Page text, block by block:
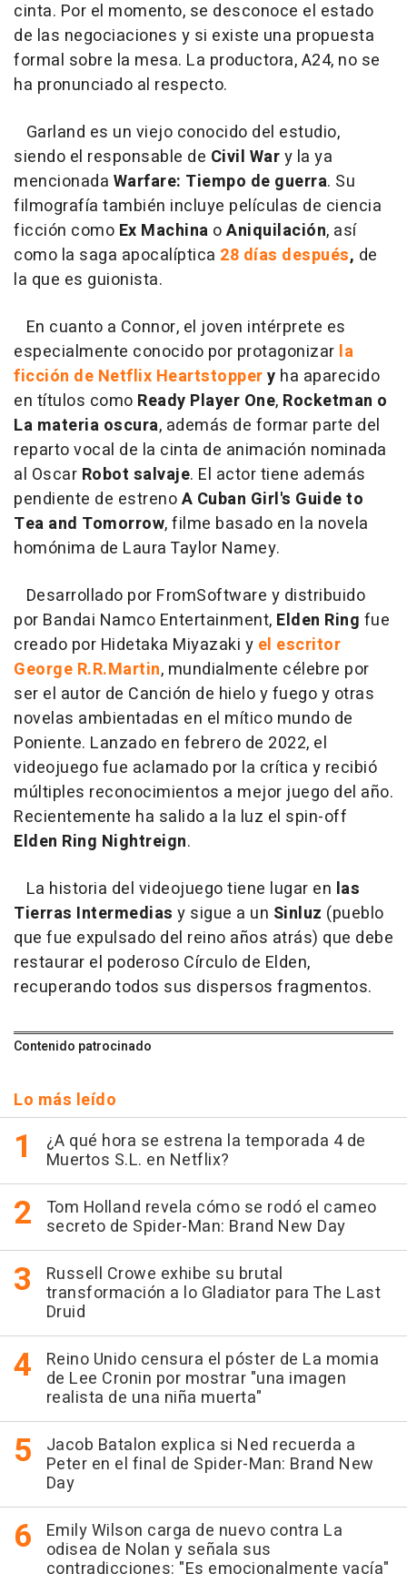
cinta. Por el momento, se desconoce el estado
de las negociaciones y si existe una propuesta
formal sobre la mesa. La productora, A24, no se
ha pronunciado al respecto.
Garland es un viejo conocido del estudio,
siendo el responsable de Civil Wary la ya
mencionada Warfare: Tiempo de guerra. Su
filmografía también incluye películas de ciencia
ficción como Ex Machina oAniquilación, así
como la saga apocalíptica 28 días después, de
la que es guionista.
En cuanto a Connor, el joven intérprete es
especialmente conocido por protagonizar la
ficción de Netflix Heartstoppery ha aparecido
en títulos como Ready Player One, Rocketman o
La materia oscura, además de formar parte del
reparto vocal de la cinta de animación nominada
al Oscar Robot salvaje. El actor tiene además
pendiente de estrenoA Cuban Girl's Guide to
Tea and Tomorrow, filme basado en la novela
homónima de Laura Taylor Namey.
Desarrollado por FromSoftware y distribuido
por Bandai Namco Entertainment, Elden Ring fue
creado por Hidetaka Miyazaki y el escritor
George R.R.Martin, mundialmente célebre por
ser el autor de Canción de hielo y fuego y otras
novelas ambientadas en el mítico mundo de
Poniente. Lanzado en febrero de 2022, el
videojuego fue aclamado por la crítica y recibió
múltiples reconocimientos a mejor juego del año.
Recientemente ha salido a la luz el spin-off
Elden Ring Nightreign.
La historia del videojuego tiene lugar en las
Tierras Intermedias y sigue a un Sinluz (pueblo
que fue expulsado del reino años atrás) que debe
restaurar el poderoso Círculo de Elden,
recuperando todos sus dispersos fragmentos.
Contenido patrocinado
Lo más leído
¿A qué hora se estrena la temporada 4 de
Muertos S.L. en Netflix?
Tom Holland revela cómo se rodó el cameo
secreto de Spider-Man: Brand New Day
Russell Crowe exhibe su brutal
transformación a lo Gladiator para The Last
Druid
Reino Unido censura el póster de La momia
de Lee Cronin por mostrar "una imagen
realista de una niña muerta"
Jacob Batalon explica si Ned recuerda a
Peter en el final de Spider-Man: Brand New
Day
Emily Wilson carga de nuevo contra La
odisea de Nolan y señala sus
contradicciones: "Es emocionalmente vacía"